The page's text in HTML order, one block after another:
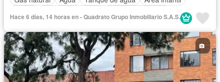
Hace 6 días, 14 horas en - Quadrato Grupo Inmobiliario S.A.S.